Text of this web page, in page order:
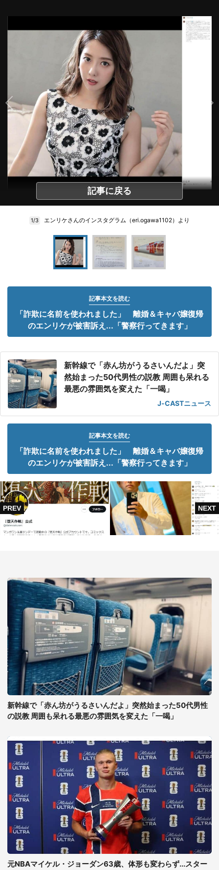
記事に戻る
1/3 エンリケさんのインスタグラム（eri.ogawa1102）より
記事本文を読む
「詐欺に名前を使われました」 離婚＆キャバ嬢復帰
のエンリケが被害訴え...「警察行ってきます」
新幹線で「赤ん坊がうるさいんだよ」突
然始まった50代男性の説教 周囲も呆れる
最悪の雰囲気を変えた「一喝」
J-CASTニュース
記事本文を読む
「詐欺に名前を使われました」 離婚＆キャバ嬢復帰
のエンリケが被害訴え...「警察行ってきます」
新幹線で「赤ん坊がうるさいんだよ」突然始まった50代男性
の説教 周囲も呆れる最悪の雰囲気を変えた「一喝」
元NBAマイケル・ジョーダン63歳、体形も変わらず...スター